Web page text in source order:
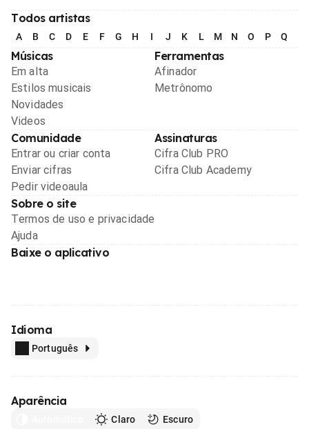
Todos artistas
A B C D E F G H I J K L M N O P Q
Músicas
Em alta
Estilos musicais
Novidades
Videos
Ferramentas
Afinador
Metrônomo
Comunidade
Entrar ou criar conta
Enviar cifras
Pedir videoaula
Assinaturas
Cifra Club PRO
Cifra Club Academy
Sobre o site
Termos de uso e privacidade
Ajuda
Baixe o aplicativo
Idioma
Português
Aparência
Claro Escuro